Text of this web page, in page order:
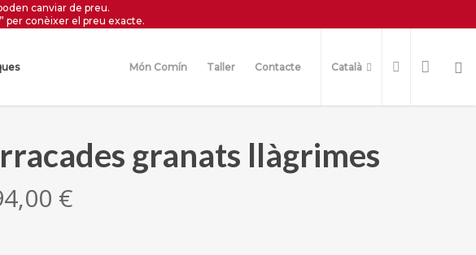
canviar de preu.
per conèixer el preu exacte.
Món Comín Taller Contacte Català
granats llàgrimes
€